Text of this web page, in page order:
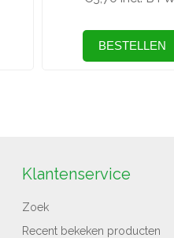
Klantenservice
Zoek
Recent bekeken producten